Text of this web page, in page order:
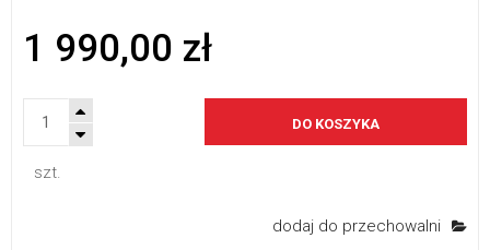
1 990,00 zł
szt.
DO KOSZYKA
dodaj do przechowalni